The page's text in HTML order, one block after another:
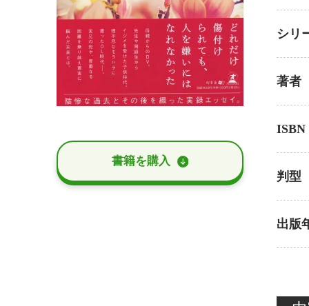
書籍を購⼊
シリ
著者
ISBN
判型
出版